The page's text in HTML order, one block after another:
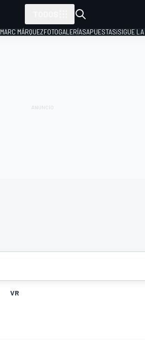
MARC MÁRQUEZFOTOGALERÍASAPUESTAS¡SIGUE
VR